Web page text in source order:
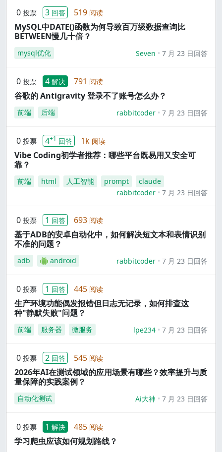
0 投票 3 回答 519 阅读
MySQL中DATE()函数为何导致百万级数据查询比
BETWEEN慢几十倍？
mysql优化 Seven 7 月 23 日回答
0 投票 4 解决 791 阅读
谷歌的 Antigravity 登录不了账号怎么办？
前端 后端 rabbitcoder 7 月 23 日回答
0 投票 4+1 回答 1k 阅读
Vibe Coding初学者推荐：哪些平台既易用又安全可
靠？
前端 html 人工智能 prompt
claude
rabbitcoder
7 月 23 日回答
0 投票 1 回答 693 阅读
基于ADB的安卓自动化中，如何解决短文本和表情识别
不准的问题？
adb android rabbitcoder 7 月 23 日回答
0 投票 1 回答 445 阅读
生产环境功能偶发报错但日志无记录，如何排查这
种"静默失败"问题？
前端 服务器 微服务 lpe234 7 月 23 日回答
0 投票 2 回答 545 阅读
2026年AI在测试领域的应用场景有哪些？效率提升与质
量保障的实践案例？
自动化测试 Ai大神 7 月 23 日回答
0 投票 1 解决 485 阅读
学习爬虫应该如何规划路线？